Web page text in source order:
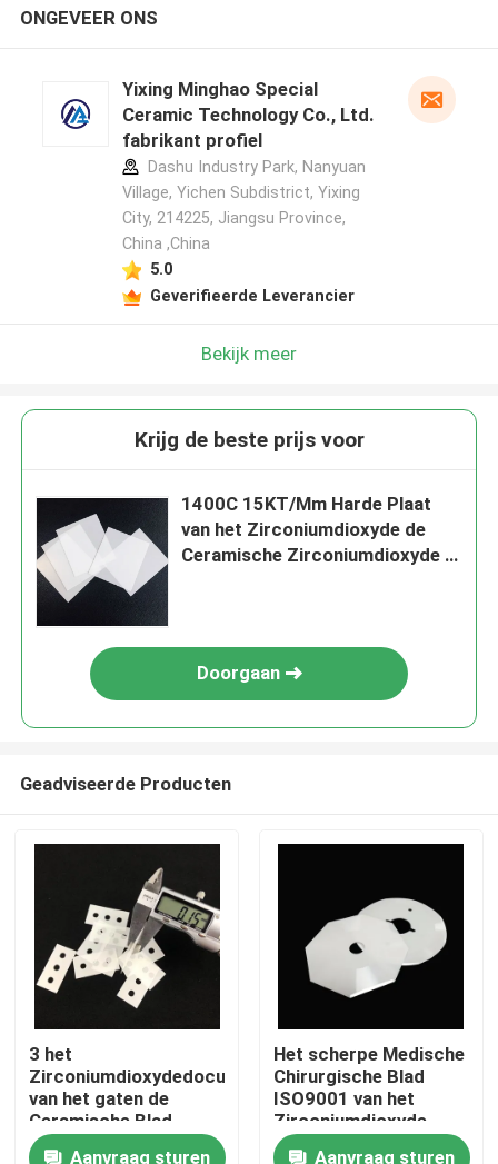
PRODUCTEN
video's
ONGEVEER ONS
Yixing Minghao Special
Ceramic Technology Co., Ltd.
fabrikant profiel
Dashu Industry Park, Nanyuan
Village, Yichen Subdistrict, Yixing
City, 214225, Jiangsu Province,
China ,China
5.0
Geverifieerde Leverancier
Bekijk meer
Krijg de beste prijs voor
1400C 15KT/Mm Harde Plaat
van het Zirconiumdioxyde de
Ceramische Zirconiumdioxyde -
Doorgaan
Geadviseerde Producten
3 het
Zirconiumdioxydedocument
van het gaten de
Ceramische Blad
Scherpe Ceramische
Aanvraag sturen
Het scherpe Medische
Chirurgische Blad
ISO9001 van het
Zirconiumdioxyde
Beschikbare
Aanvraag sturen